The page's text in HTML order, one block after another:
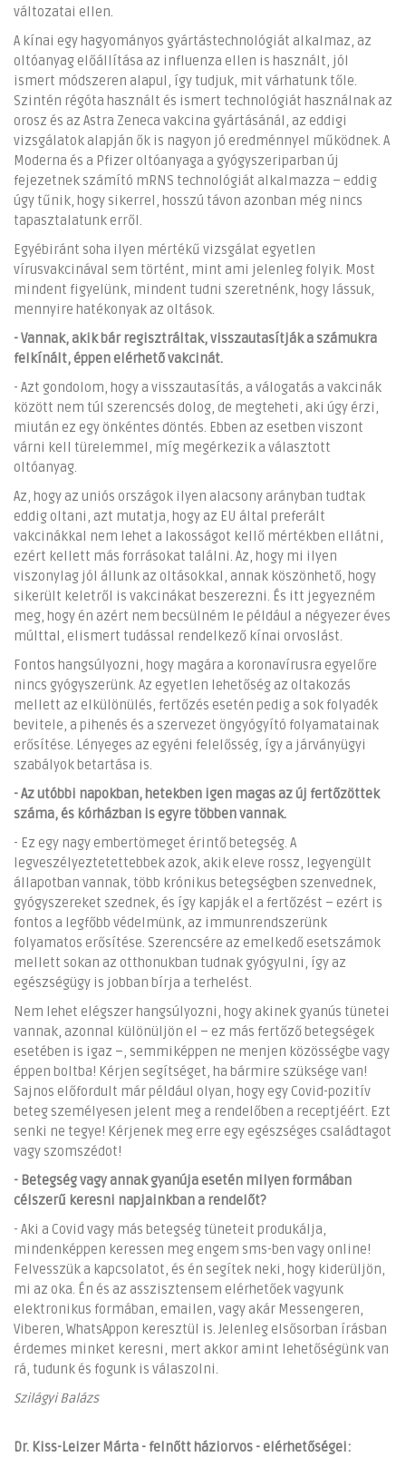
változatai ellen.
A kínai egy hagyományos gyártástechnológiát alkalmaz, az
oltóanyag előállítása az influenza ellen is használt, jól
ismert módszeren alapul, így tudjuk, mit várhatunk tőle.
Szintén régóta használt és ismert technológiát használnak az
orosz és az Astra Zeneca vakcina gyártásánál, az eddigi
vizsgálatok alapján ők is nagyon jó eredménnyel működnek. A
Moderna és a Pfizer oltóanyaga a gyógyszeriparban új
fejezetnek számító mRNS technológiát alkalmazza – eddig
úgy tűnik, hogy sikerrel, hosszú távon azonban még nincs
tapasztalatunk erről.
Egyébiránt soha ilyen mértékű vizsgálat egyetlen
vírusvakcinával sem történt, mint ami jelenleg folyik. Most
mindent figyelünk, mindent tudni szeretnénk, hogy lássuk,
mennyire hatékonyak az oltások.
- Vannak, akik bár regisztráltak, visszautasítják a számukra
felkínált, éppen elérhető vakcinát.
- Azt gondolom, hogy a visszautasítás, a válogatás a vakcinák
között nem túl szerencsés dolog, de megteheti, aki úgy érzi,
miután ez egy önkéntes döntés. Ebben az esetben viszont
várni kell türelemmel, míg megérkezik a választott
oltóanyag.
Az, hogy az uniós országok ilyen alacsony arányban tudtak
eddig oltani, azt mutatja, hogy az EU által preferált
vakcinákkal nem lehet a lakosságot kellő mértékben ellátni,
ezért kellett más forrásokat találni. Az, hogy mi ilyen
viszonylag jól állunk az oltásokkal, annak köszönhető, hogy
sikerült keletről is vakcinákat beszerezni. És itt jegyezném
meg, hogy én azért nem becsülném le például a négyezer éves
múlttal, elismert tudással rendelkező kínai orvoslást.
Fontos hangsúlyozni, hogy magára a koronavírusra egyelőre
nincs gyógyszerünk. Az egyetlen lehetőség az oltakozás
mellett az elkülönülés, fertőzés esetén pedig a sok folyadék
bevitele, a pihenés és a szervezet öngyógyító folyamatainak
erősítése. Lényeges az egyéni felelősség, így a járványügyi
szabályok betartása is.
- Az utóbbi napokban, hetekben igen magas az új fertőzöttek
száma, és kórházban is egyre többen vannak.
- Ez egy nagy embertömeget érintő betegség. A
legveszélyeztetettebbek azok, akik eleve rossz, legyengült
állapotban vannak, több krónikus betegségben szenvednek,
gyógyszereket szednek, és így kapják el a fertőzést – ezért is
fontos a legfőbb védelmünk, az immunrendszerünk
folyamatos erősítése. Szerencsére az emelkedő esetszámok
mellett sokan az otthonukban tudnak gyógyulni, így az
egészségügy is jobban bírja a terhelést.
Nem lehet elégszer hangsúlyozni, hogy akinek gyanús tünetei
vannak, azonnal különüljön el – ez más fertőző betegségek
esetében is igaz –, semmiképpen ne menjen közösségbe vagy
éppen boltba! Kérjen segítséget, ha bármire szüksége van!
Sajnos előfordult már például olyan, hogy egy Covid-pozitív
beteg személyesen jelent meg a rendelőben a receptjéért. Ezt
senki ne tegye! Kérjenek meg erre egy egészséges családtagot
vagy szomszédot!
- Betegség vagy annak gyanúja esetén milyen formában
célszerű keresni napjainkban a rendelőt?
- Aki a Covid vagy más betegség tüneteit produkálja,
mindenképpen keressen meg engem sms-ben vagy online!
Felvesszük a kapcsolatot, és én segítek neki, hogy kiderüljön,
mi az oka. Én és az asszisztensem elérhetőek vagyunk
elektronikus formában, emailen, vagy akár Messengeren,
Viberen, WhatsAppon keresztül is. Jelenleg elsősorban írásban
érdemes minket keresni, mert akkor amint lehetőségünk van
rá, tudunk és fogunk is válaszolni.
Szilágyi Balázs
Dr. Kiss-Leizer Márta - felnőtt háziorvos - elérhetőségei: